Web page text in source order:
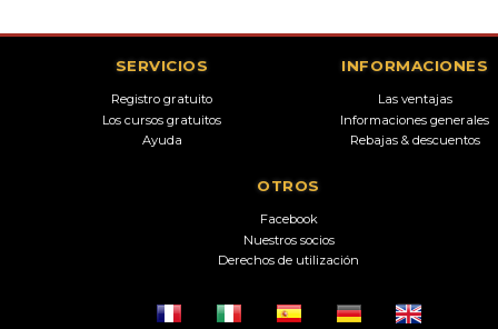
SERVICIOS
Registro gratuito
Los cursos gratuitos
Ayuda
INFORMACIONES
Las ventajas
Informaciones generales
Rebajas & descuentos
OTROS
Facebook
Nuestros socios
Derechos de utilización